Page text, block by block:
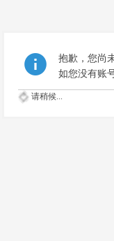
抱歉，您尚
如您没有账
请稍候...